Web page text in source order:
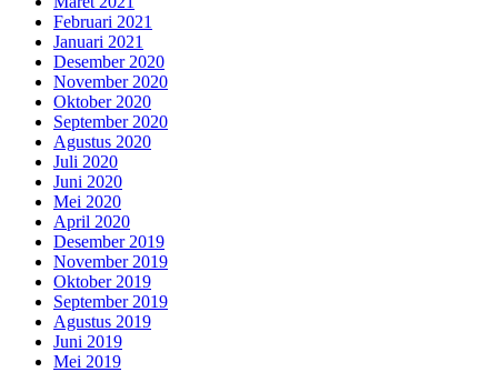
Februari 2021
Januari 2021
Desember 2020
November 2020
Oktober 2020
September 2020
Agustus 2020
Juli 2020
Juni 2020
Mei 2020
April 2020
Desember 2019
November 2019
Oktober 2019
September 2019
Agustus 2019
Juni 2019
Mei 2019